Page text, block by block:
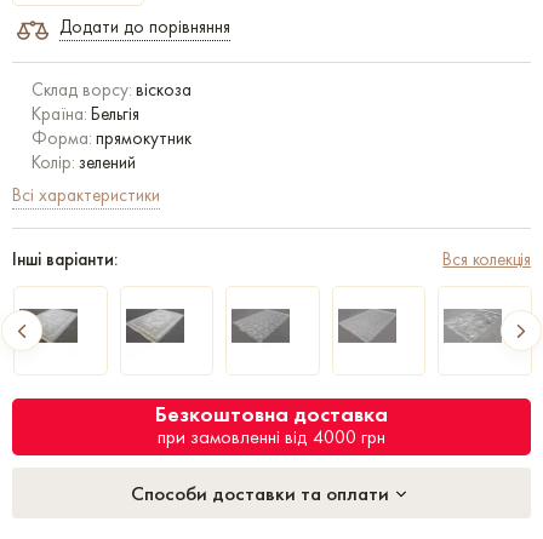
Додати до порівняння
Склад ворсу: віскоза
Країна: Бельгія
Форма: прямокутник
Колір: зелений
Всі характеристики
Інші варіанти: Вся колекція
Безкоштовна доставка
при замовленні від 4000 грн
Способи доставки та оплати